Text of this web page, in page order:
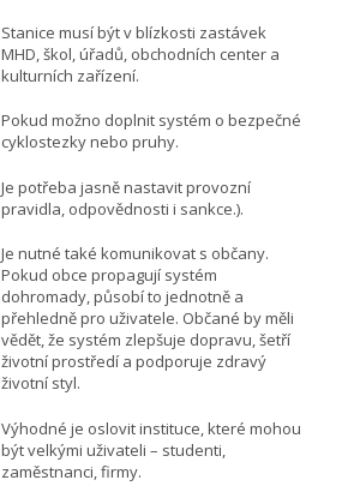
Stanice musí být v blízkosti zastávek
MHD, škol, úřadů, obchodních center a
kulturních zařízení.
Pokud možno doplnit systém o bezpečné
cyklostezky nebo pruhy.
Je potřeba jasně nastavit provozní
pravidla, odpovědnosti i sankce.).
Je nutné také komunikovat s občany.
Pokud obce propagují systém
dohromady, působí to jednotně a
přehledně pro uživatele. Občané by měli
vědět, že systém zlepšuje dopravu, šetří
životní prostředí a podporuje zdravý
životní styl.
Výhodné je oslovit instituce, které mohou
být velkými uživateli – studenti,
zaměstnanci, firmy.